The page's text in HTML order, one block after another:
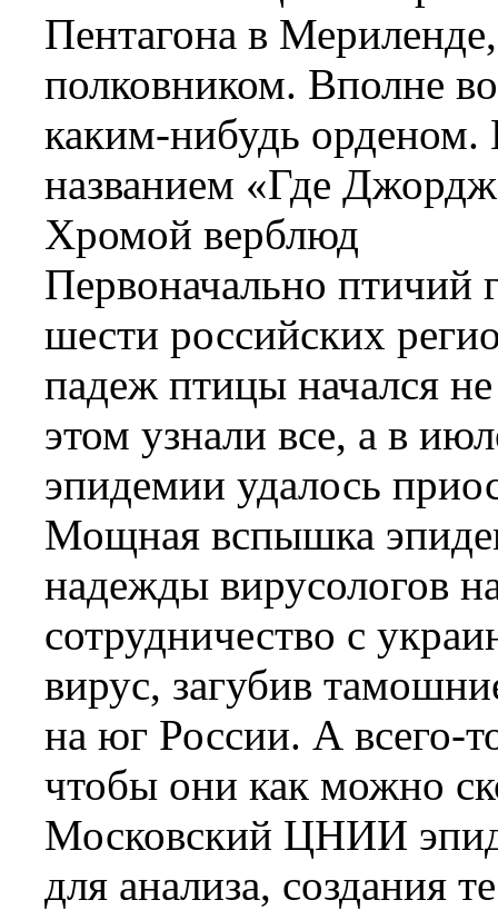
Пентагона в
полковником. Вполне
каким-нибудь
названием «Где
Хромой верблюд
Первоначально птичий
шести российских
падеж птицы начался
этом узнали все, а в
эпидемии удалось
Мощная вспышка
надежды вирусологов
сотрудничество с
вирус, загубив
на юг России. А всего-
чтобы они как можно
Московский ЦНИИ
для анализа, создания